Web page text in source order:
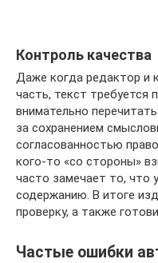
Контроль качества
Даже когда редактор и
часть, текст требуется
внимательно
за сохранением
согласованностью
кого-то «со стороны»
часто замечает то, что
содержанию. В итоге
проверку, а также
Частые ошибки